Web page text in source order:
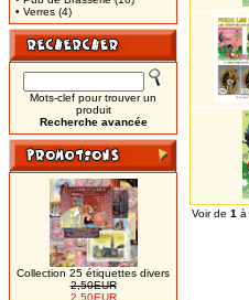
• Verres (4)
Mots-clef pour trouver un
produit
Recherche avancée
Collection 25 étiquettes divers
2,50EUR
2,50EUR
Voir de 1 à